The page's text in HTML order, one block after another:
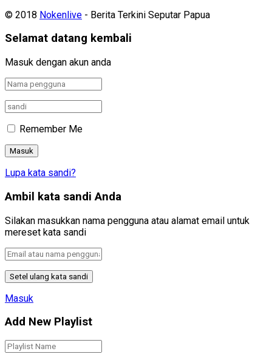
© 2018 Nokenlive - Berita Terkini Seputar Papua
Selamat datang kembali
Masuk dengan akun anda
Remember Me
Lupa kata sandi?
Ambil kata sandi Anda
Silakan masukkan nama pengguna atau alamat email untuk
mereset kata sandi
Masuk
Add New Playlist